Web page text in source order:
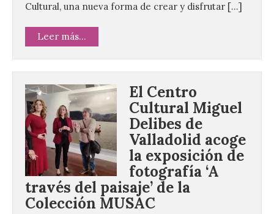
Cultural, una nueva forma de crear y disfrutar […]
Leer más...
El Centro
Cultural Miguel
Delibes de
Valladolid acoge
la exposición de
fotografía ‘A
través del paisaje’ de la
Colección MUSAC